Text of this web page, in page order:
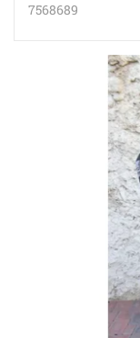
7568689